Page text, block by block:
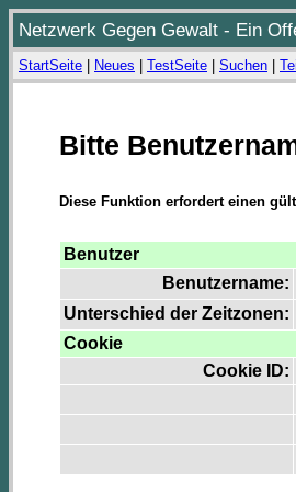
Netzwerk Gegen Gewalt - Ein
StartSeite Neues TestSeite Suchen
Bitte
Diese Funktion erfordert einen
Benutzer
Benutzername:
Unterschied der Zeitzonen:
Cookie
Cookie ID: